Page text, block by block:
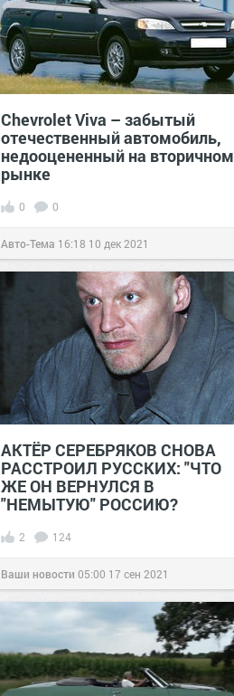
Chevrolet Viva – забытый
отечественный автомобиль,
недооцененный на вторичном
рынке
0 0
Авто-Тема 16:18 10 дек 2021
АКТЁР СЕРЕБРЯКОВ СНОВА
РАССТРОИЛ РУССКИХ: "ЧТО
ЖЕ ОН ВЕРНУЛСЯ В
"НЕМЫТУЮ" РОССИЮ?
2 124
Ваши новости 05:00 17 сен 2021